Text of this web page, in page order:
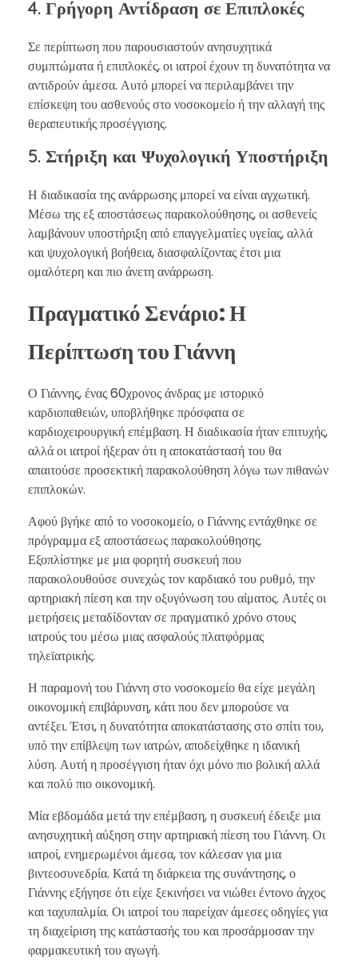
4. Γρήγορη Αντίδραση σε Επιπλοκές
Σε περίπτωση που παρουσιαστούν ανησυχητικά
συμπτώματα ή επιπλοκές, οι ιατροί έχουν τη δυνατότητα να
αντιδρούν άμεσα. Αυτό μπορεί να περιλαμβάνει την
επίσκεψη του ασθενούς στο νοσοκομείο ή την αλλαγή της
θεραπευτικής προσέγγισης.
5. Στήριξη και Ψυχολογική Υποστήριξη
Η διαδικασία της ανάρρωσης μπορεί να είναι αγχωτική.
Μέσω της εξ αποστάσεως παρακολούθησης, οι ασθενείς
λαμβάνουν υποστήριξη από επαγγελματίες υγείας, αλλά
και ψυχολογική βοήθεια, διασφαλίζοντας έτσι μια
ομαλότερη και πιο άνετη ανάρρωση.
Πραγματικό Σενάριο: Η
Περίπτωση του Γιάννη
Ο Γιάννης, ένας 60χρονος άνδρας με ιστορικό
καρδιοπαθειών, υποβλήθηκε πρόσφατα σε
καρδιοχειρουργική επέμβαση. Η διαδικασία ήταν επιτυχής,
αλλά οι ιατροί ήξεραν ότι η αποκατάστασή του θα
απαιτούσε προσεκτική παρακολούθηση λόγω των πιθανών
επιπλοκών.
Αφού βγήκε από το νοσοκομείο, ο Γιάννης εντάχθηκε σε
πρόγραμμα εξ αποστάσεως παρακολούθησης.
Εξοπλίστηκε με μια φορητή συσκευή που
παρακολουθούσε συνεχώς τον καρδιακό του ρυθμό, την
αρτηριακή πίεση και την οξυγόνωση του αίματος. Αυτές οι
μετρήσεις μεταδίδονταν σε πραγματικό χρόνο στους
ιατρούς του μέσω μιας ασφαλούς πλατφόρμας
τηλεϊατρικής.
Η παραμονή του Γιάννη στο νοσοκομείο θα είχε μεγάλη
οικονομική επιβάρυνση, κάτι που δεν μπορούσε να
αντέξει. Έτσι, η δυνατότητα αποκατάστασης στο σπίτι του,
υπό την επίβλεψη των ιατρών, αποδείχθηκε η ιδανική
λύση. Αυτή η προσέγγιση ήταν όχι μόνο πιο βολική αλλά
και πολύ πιο οικονομική.
Μία εβδομάδα μετά την επέμβαση, η συσκευή έδειξε μια
ανησυχητική αύξηση στην αρτηριακή πίεση του Γιάννη. Οι
ιατροί, ενημερωμένοι άμεσα, τον κάλεσαν για μια
βιντεοσυνεδρία. Κατά τη διάρκεια της συνάντησης, ο
Γιάννης εξήγησε ότι είχε ξεκινήσει να νιώθει έντονο άγχος
και ταχυπαλμία. Οι ιατροί του παρείχαν άμεσες οδηγίες για
τη διαχείριση της κατάστασής του και προσάρμοσαν την
φαρμακευτική του αγωγή.